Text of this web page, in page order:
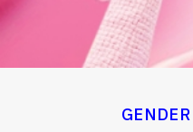
GENDER